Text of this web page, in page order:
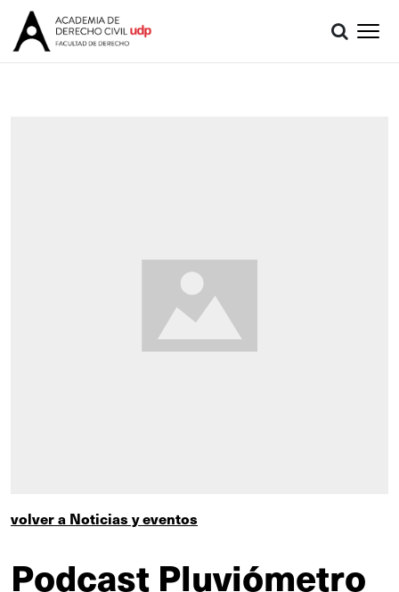
volver a Noticias y eventos
Podcast Pluviómetro